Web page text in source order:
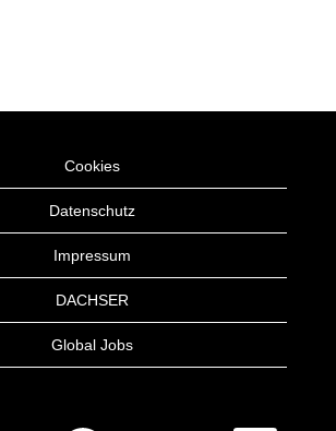
Cookies
Datenschutz
Impressum
DACHSER
Global Jobs